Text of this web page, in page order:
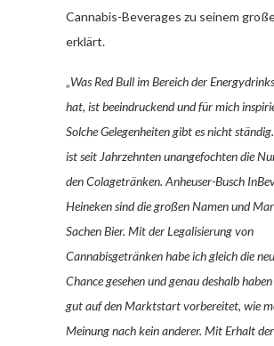
Cannabis-Beverages zu seinem
erklärt.
„Was Red Bull im Bereich der
hat, ist beeindruckend und für mich
Solche Gelegenheiten gibt es nicht
ist seit Jahrzehnten unangefochten die
den Colagetränken. Anheuser-Busch
Heineken sind die großen Namen und
Sachen Bier. Mit der Legalisierung von
Cannabisgetränken habe ich gleich die
Chance gesehen und genau deshalb
gut auf den Marktstart vorbereitet, wie
Meinung nach kein anderer. Mit Erhalt